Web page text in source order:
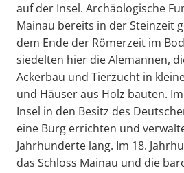
auf der Insel. Archäologische
Mainau bereits in der Steinzeit
dem Ende der Römerzeit im
siedelten hier die Alemannen,
Ackerbau und Tierzucht in
und Häuser aus Holz bauten.
Insel in den Besitz des
eine Burg errichten und
Jahrhunderte lang. Im 18.
das Schloss Mainau und die